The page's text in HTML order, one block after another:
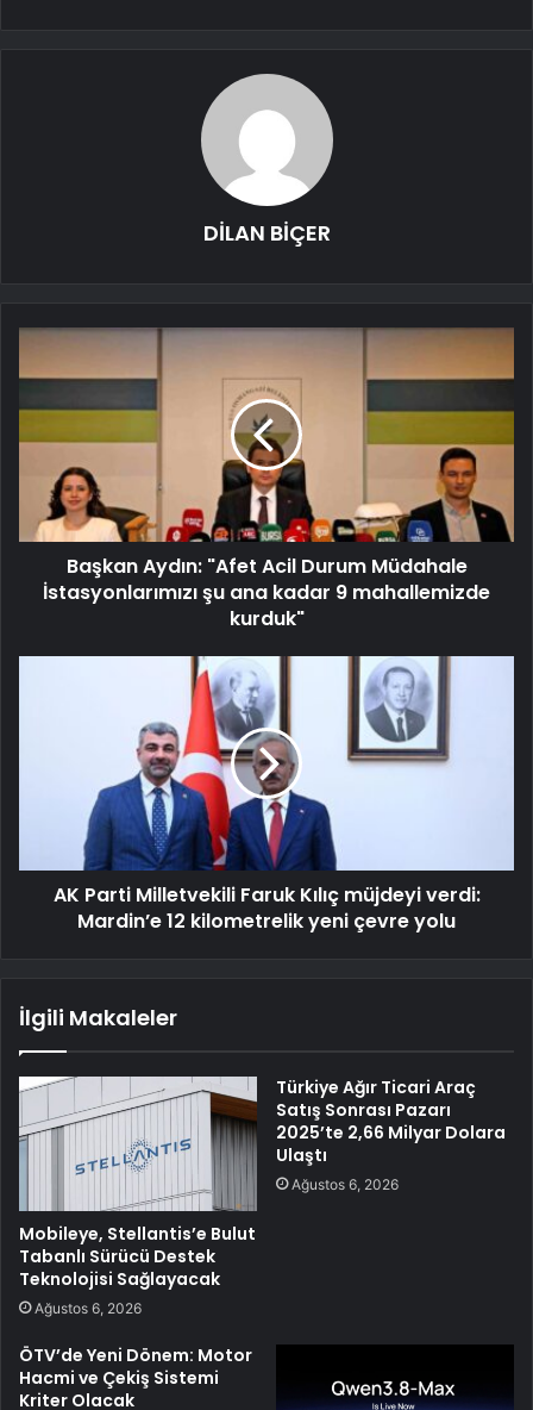
DİLAN BİÇER
Başkan Aydın: "Afet Acil Durum Müdahale
İstasyonlarımızı şu ana kadar 9 mahallemizde
kurduk"
AK Parti Milletvekili Faruk Kılıç müjdeyi verdi:
Mardin’e 12 kilometrelik yeni çevre yolu
İlgili Makaleler
Mobileye, Stellantis’e Bulut
Tabanlı Sürücü Destek
Teknolojisi Sağlayacak
Ağustos 6, 2026
Türkiye Ağır Ticari Araç
Satış Sonrası Pazarı
2025’te 2,66 Milyar Dolara
Ulaştı
Ağustos 6, 2026
ÖTV’de Yeni Dönem: Motor
Hacmi ve Çekiş Sistemi
Kriter Olacak